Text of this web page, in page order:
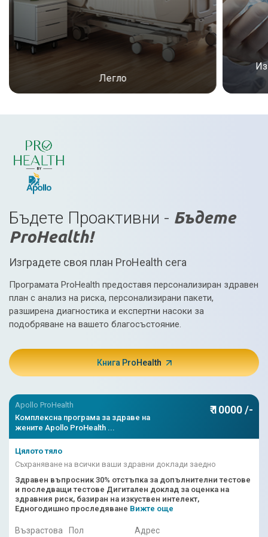
Легло
Бъдете Проактивни - Бъдете
ProHealth!
Изградете своя план ProHealth сега
Програмата ProHealth предоставя персонализиран здравен
план с анализ на риска, персонализирани пакети,
разширена диагностика и експертни насоки за
подобряване на вашето благосъстояние.
Книга ProHealth
Apollo ProHealth
Комплексна програма за здраве на
жените Apollo ProHealth ...
₹ 10000 /-
Цялото тяло
Съхраняване на всички ваши здравни доклади заедно
Здравен въпросник 30% отстъпка за допълнителни тестове
и последващи тестове Дигитален доклад за оценка на
здравния риск, базиран на изкуствен интелект,
Едногодишно проследяване Вижте още
Възрастова
Пол Адрес